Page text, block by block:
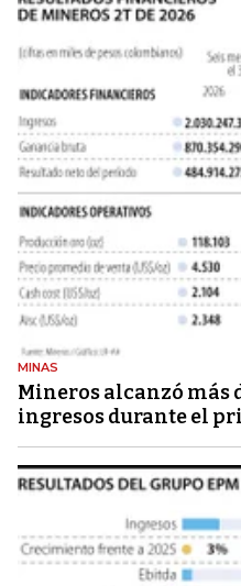
MINAS
Mineros alcanzó más
ingresos durante el